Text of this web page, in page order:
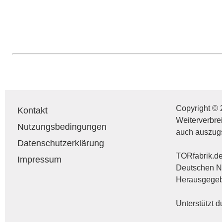
Kontakt
Nutzungsbedingungen
Datenschutzerklärung
Impressum
Copyright ©
auch
Deutschen
Unterstützt